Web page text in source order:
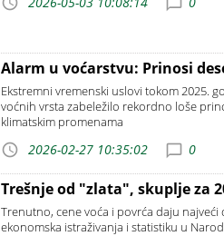
Alarm u voćarstvu: Prinosi
Ekstremni vremenski uslovi tokom 2025.
voćnih vrsta zabeležilo rekordno loše
klimatskim promenama
2026-02-27 10:35:02 0
Trešnje od "zlata", skuplje za
Trenutno, cene voća i povrća daju
ekonomska istraživanja i statistiku u